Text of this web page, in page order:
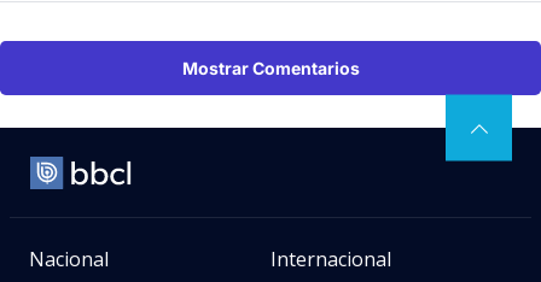
Mostrar Comentarios
Nacional Internacional